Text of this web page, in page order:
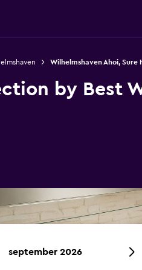
Wilhelmshaven Ahoi, Sure
by Best
september 2026